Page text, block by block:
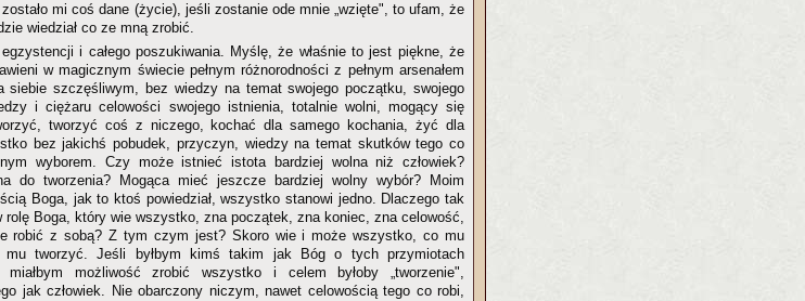
mi coś dane (życie), jeśli zostanie ode mnie „wzięte", to ufam, że
wiedział co ze mną zrobić.
i całego poszukiwania. Myślę, że właśnie to jest piękne, że
w magicznym świecie pełnym różnorodności z pełnym arsenałem
siebie szczęśliwym, bez wiedzy na temat swojego początku, swojego
i ciężaru celowości swojego istnienia, totalnie wolni, mogący się
tworzyć coś z niczego, kochać dla samego kochania, żyć dla
bez jakichś pobudek, przyczyn, wiedzy na temat skutków tego co
wyborem. Czy może istnieć istota bardziej wolna niż człowiek?
do tworzenia? Mogąca mieć jeszcze bardziej wolny wybór? Moim
Boga, jak to ktoś powiedział, wszystko stanowi jedno. Dlaczego tak
Boga, który wie wszystko, zna początek, zna koniec, zna celowość,
robić z sobą? Z tym czym jest? Skoro wie i może wszystko, co mu
mu tworzyć. Jeśli byłbym kimś takim jak Bóg o tych przymiotach
możliwość zrobić wszystko i celem byłoby „tworzenie",
jak człowiek. Nie obarczony niczym, nawet celowością tego co robi,